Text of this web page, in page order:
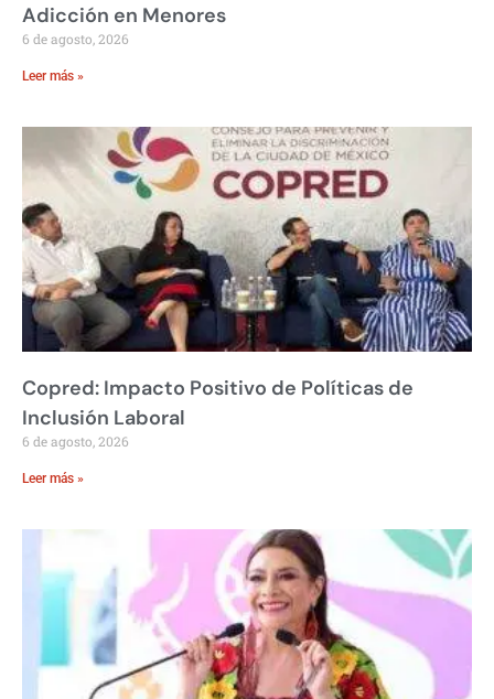
Adicción en Menores
6 de agosto, 2026
Leer más »
Copred: Impacto Positivo de Políticas de
Inclusión Laboral
6 de agosto, 2026
Leer más »